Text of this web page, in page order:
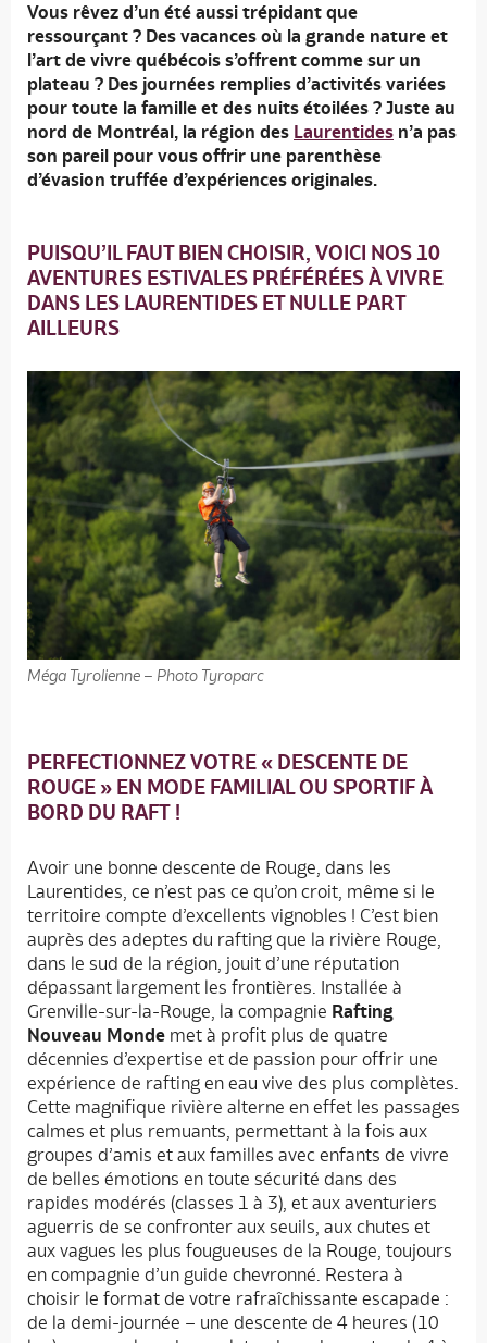
Vous rêvez d’un été aussi trépidant que
ressourçant ? Des vacances où la grande nature et
l’art de vivre québécois s’offrent comme sur un
plateau ? Des journées remplies d’activités variées
pour toute la famille et des nuits étoilées ? Juste au
nord de Montréal, la région des Laurentides n’a pas
son pareil pour vous offrir une parenthèse
d’évasion truffée d’expériences originales.
PUISQU’IL FAUT BIEN CHOISIR, VOICI NOS 10
AVENTURES ESTIVALES PRÉFÉRÉES À VIVRE
DANS LES LAURENTIDES ET NULLE PART
AILLEURS
Méga Tyrolienne – Photo Tyroparc
PERFECTIONNEZ VOTRE « DESCENTE DE
ROUGE » EN MODE FAMILIAL OU SPORTIF À
BORD DU RAFT !
Avoir une bonne descente de Rouge, dans les
Laurentides, ce n’est pas ce qu’on croit, même si le
territoire compte d’excellents vignobles ! C’est bien
auprès des adeptes du rafting que la rivière Rouge,
dans le sud de la région, jouit d’une réputation
dépassant largement les frontières. Installée à
Grenville-sur-la-Rouge, la compagnie Rafting
Nouveau Monde met à profit plus de quatre
décennies d’expertise et de passion pour offrir une
expérience de rafting en eau vive des plus complètes.
Cette magnifique rivière alterne en effet les passages
calmes et plus remuants, permettant à la fois aux
groupes d’amis et aux familles avec enfants de vivre
de belles émotions en toute sécurité dans des
rapides modérés (classes 1 à 3), et aux aventuriers
aguerris de se confronter aux seuils, aux chutes et
aux vagues les plus fougueuses de la Rouge, toujours
en compagnie d’un guide chevronné. Restera à
choisir le format de votre rafraîchissante escapade :
de la demi-journée – une descente de 4 heures (10